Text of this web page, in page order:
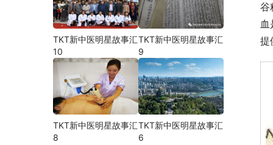
谷
提
TKT新中医明星故事汇
10
TKT新中医明星故事汇
9
TKT新中医明星故事汇
8
TKT新中医明星故事汇
6